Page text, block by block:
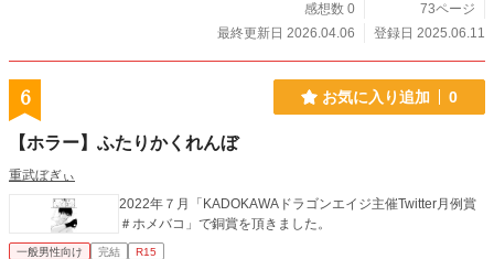
感想数 0
73ページ
最終更新日 2026.04.06
登録日 2025.06.11
6 お気に入り追加 0
【ホラー】ふたりかくれんぼ
重武ぼぎぃ
2022年７月「KADOKAWAドラゴンエイジ主催Twitter月例賞
＃ホメバコ」で銅賞を頂きました。
一般男性向け 完結 R15